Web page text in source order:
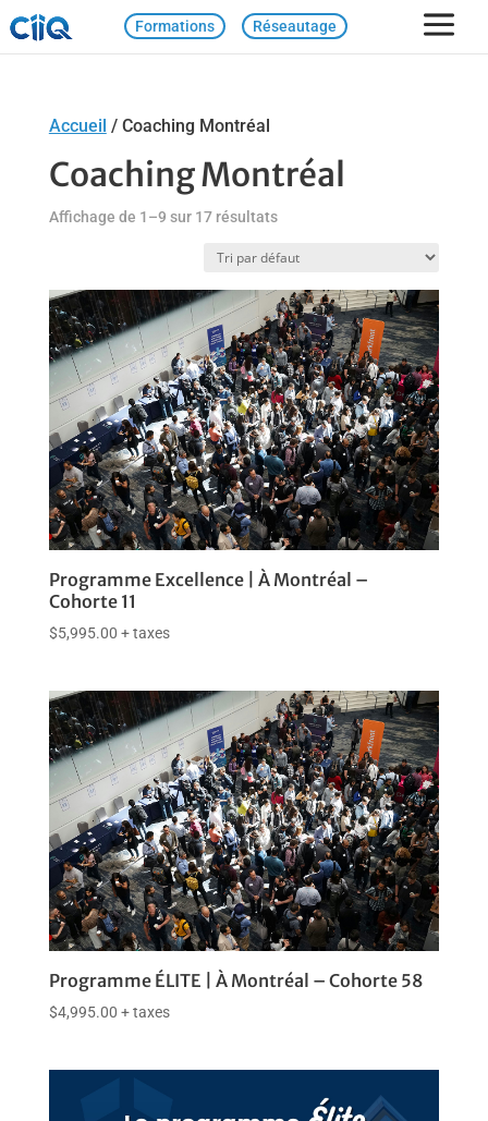
Formations Réseautage
Accueil / Coaching Montréal
Coaching Montréal
Affichage de 1–9 sur 17 résultats
Programme Excellence | À Montréal –
Cohorte 11
$5,995.00 + taxes
Programme ÉLITE | À Montréal – Cohorte 58
$4,995.00 + taxes